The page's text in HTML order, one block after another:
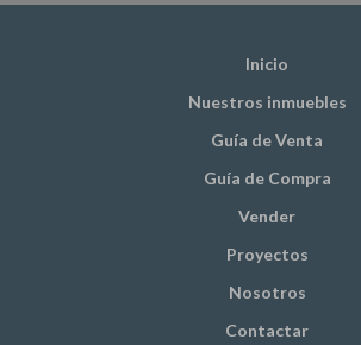
Inicio
Nuestros inmuebles
Guía de Venta
Guía de Compra
Vender
Proyectos
Nosotros
Contactar